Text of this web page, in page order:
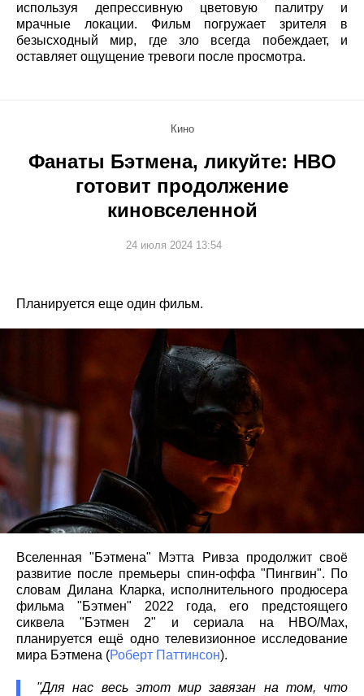
используя депрессивную цветовую палитру и
мрачные локации. Фильм погружает зрителя в
безысходный мир, где зло всегда побеждает, и
оставляет ощущение тревоги после просмотра.
Кино
Фанаты Бэтмена, ликуйте: HBO
готовит продолжение
киновселенной
24 июля 2024 13:54
Планируется еще один фильм.
Вселенная "Бэтмена" Мэтта Ривза продолжит своё
развитие после премьеры спин-оффа "Пингвин". По
словам Дилана Кларка, исполнительного продюсера
фильма "Бэтмен" 2022 года, его предстоящего
сиквела "Бэтмен 2" и сериала на HBO/Max,
планируется ещё одно телевизионное исследование
мира Бэтмена (Роберт Паттинсон).
"Для нас весь этот мир завязан на том, что